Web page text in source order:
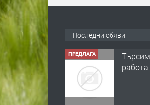
Последни обяви
ПРЕДЛАГА